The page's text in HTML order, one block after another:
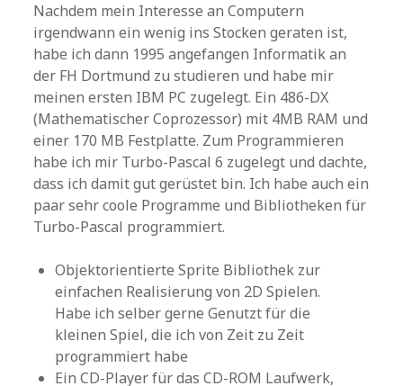
Nachdem mein Interesse an Computern
irgendwann ein wenig ins Stocken geraten ist,
habe ich dann 1995 angefangen Informatik an
der FH Dortmund zu studieren und habe mir
meinen ersten IBM PC zugelegt. Ein 486-DX
(Mathematischer Coprozessor) mit 4MB RAM und
einer 170 MB Festplatte. Zum Programmieren
habe ich mir Turbo-Pascal 6 zugelegt und dachte,
dass ich damit gut gerüstet bin. Ich habe auch ein
paar sehr coole Programme und Bibliotheken für
Turbo-Pascal programmiert.
Objektorientierte Sprite Bibliothek zur
einfachen Realisierung von 2D Spielen.
Habe ich selber gerne Genutzt für die
kleinen Spiel, die ich von Zeit zu Zeit
programmiert habe
Ein CD-Player für das CD-ROM Laufwerk,